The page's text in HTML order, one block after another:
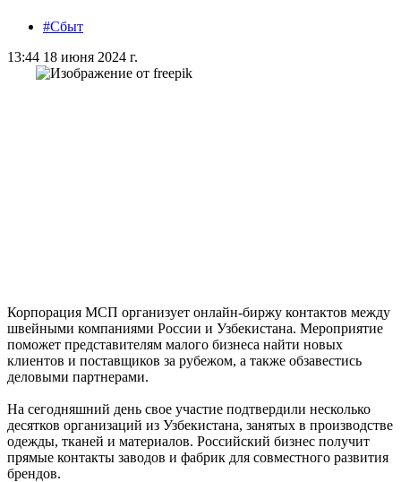
#Сбыт
13:44 18 июня 2024 г.
Корпорация МСП организует онлайн-биржу контактов между
швейными компаниями России и Узбекистана. Мероприятие
поможет представителям малого бизнеса найти новых
клиентов и поставщиков за рубежом, а также обзавестись
деловыми партнерами.
На сегодняшний день свое участие подтвердили несколько
десятков организаций из Узбекистана, занятых в производстве
одежды, тканей и материалов. Российский бизнес получит
прямые контакты заводов и фабрик для совместного развития
брендов.